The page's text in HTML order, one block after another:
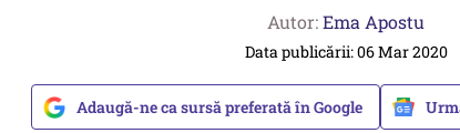
Autor:Ema Apostu
Data publicării: 06 Mar 2020
Adaugă-ne ca sursă preferată în Google